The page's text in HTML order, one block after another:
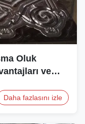
Oluk
ve
Daha fazlasını izle